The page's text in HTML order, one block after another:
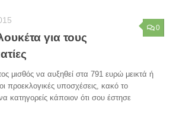
0
για τους
μισθός να αυξηθεί στα 791 ευρώ μεικτά ή
προεκλογικές υποσχέσεις, κακό το
κατηγορείς κάποιον ότι σου έστησε